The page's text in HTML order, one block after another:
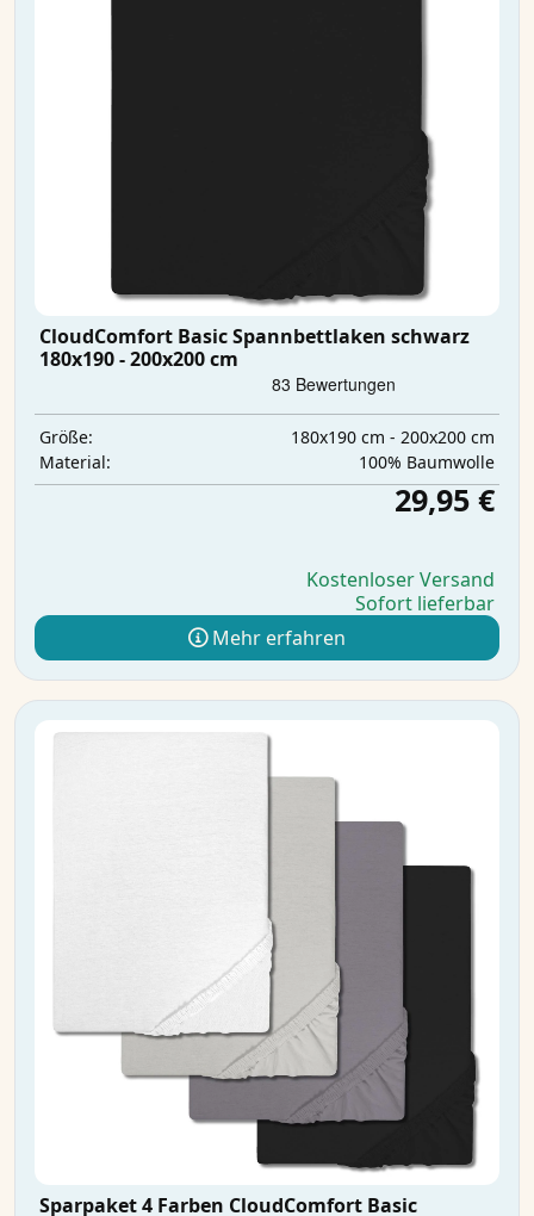
CloudComfort Basic Spannbettlaken schwarz
180x190 - 200x200 cm
Größe:
180x190 cm - 200x200 cm
Material:
100% Baumwolle
29,95 €
Kostenloser Versand
Sofort lieferbar
Mehr erfahren
Sparpaket 4 Farben CloudComfort Basic